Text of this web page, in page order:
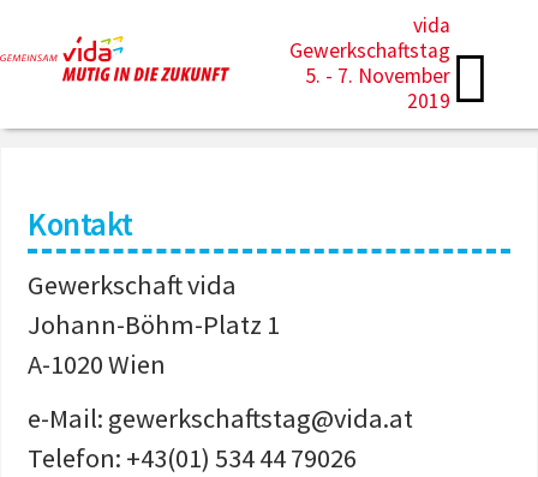
vida
Gewerkschaftstag
5. - 7. November
2019
Kontakt
Gewerkschaft vida
Johann-Böhm-Platz 1
A-1020 Wien
e-Mail: gewerkschaftstag@vida.at
Telefon: +43(01) 534 44 79026